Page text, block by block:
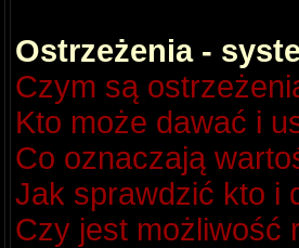
Ostrzeżenia -
Czym są
Kto może dawać i
Co oznaczają
Jak sprawdzić kto i
Czy jest możliwość